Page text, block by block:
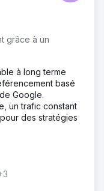
grâce à un
à long terme
basé
Google.
un trafic constant
des stratégies